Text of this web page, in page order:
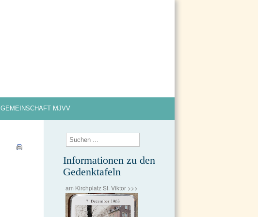
GEMEINSCHAFT MJVV
Informationen zu den
Gedenktafeln
am Kirchplatz St. Viktor >>>